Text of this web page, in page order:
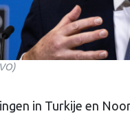
in Turkije en